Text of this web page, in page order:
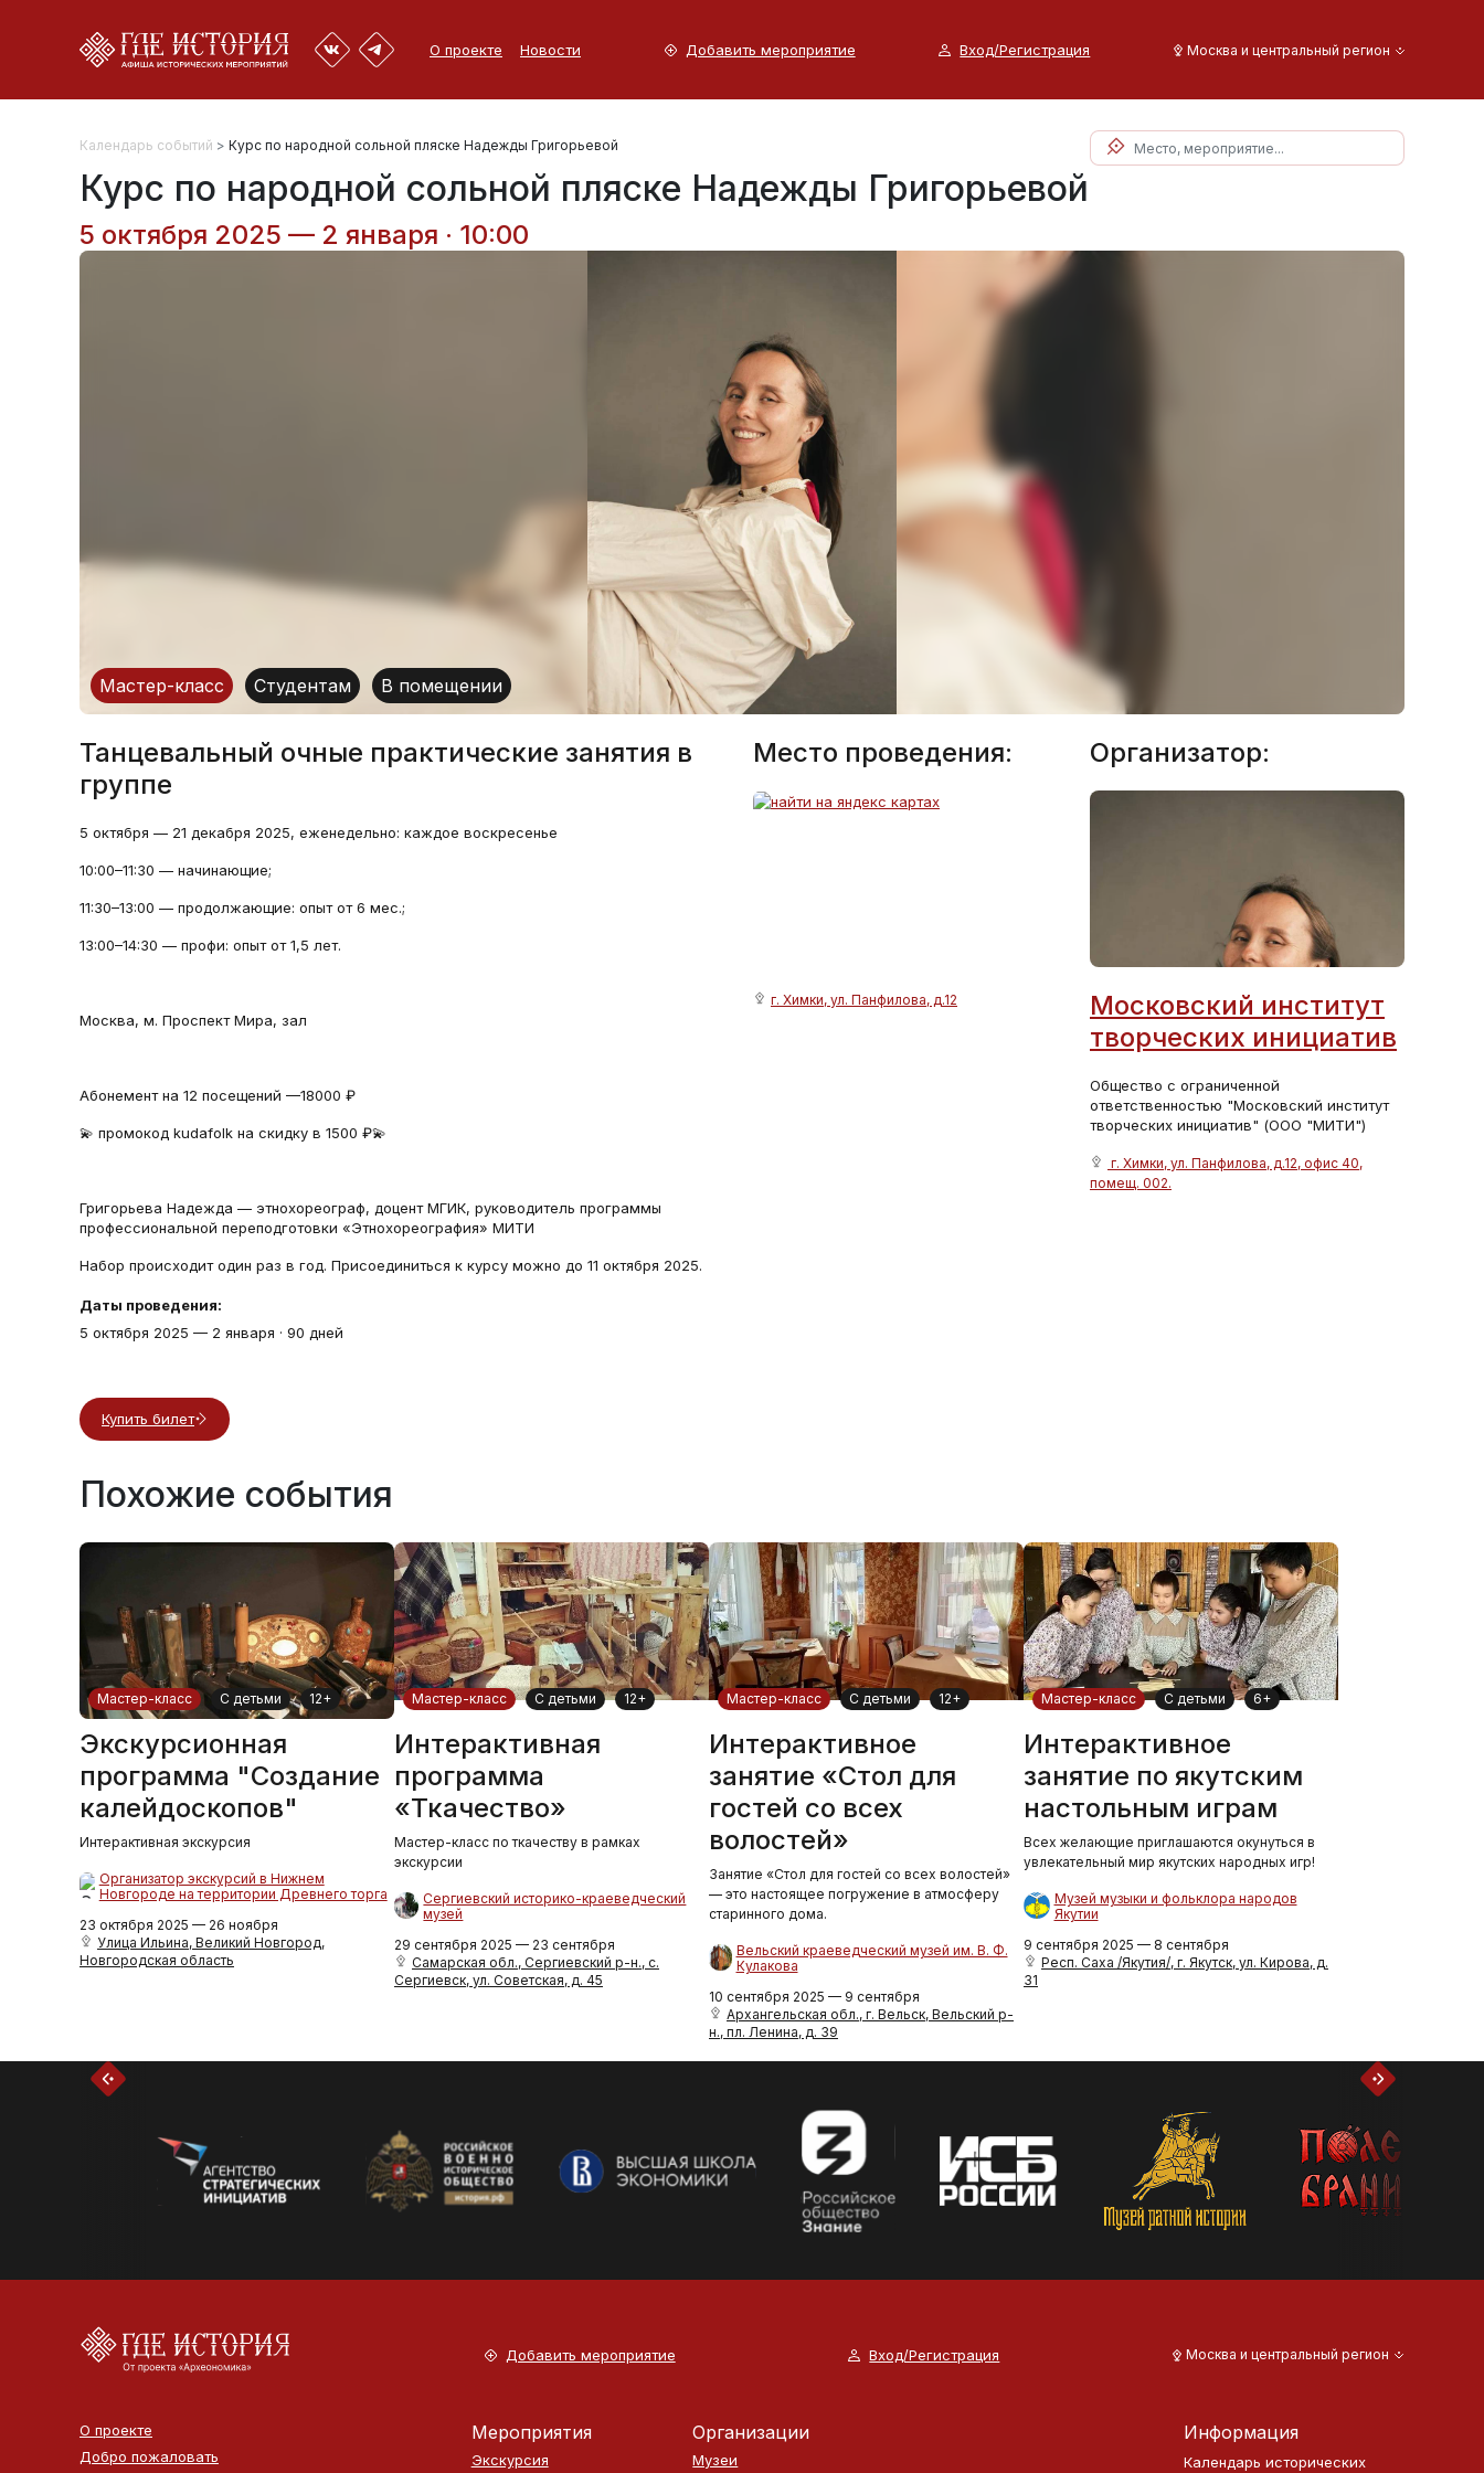
О проекте Новости Добавить мероприятие Вход/Регистрация Москва и центральный регион
Календарь событий > Курс по народной сольной пляске Надежды Григорьевой
Курс по народной сольной пляске Надежды Григорьевой
5 октября 2025 — 2 января · 10:00
Мастер-класс Студентам В помещении
Танцевальный очные практические занятия в
группе
5 октября — 21 декабря 2025, еженедельно: каждое воскресенье
10:00–11:30 — начинающие;
11:30–13:00 — продолжающие: опыт от 6 мес.;
13:00–14:30 — профи: опыт от 1,5 лет.
Москва, м. Проспект Мира, зал
Абонемент на 12 посещений —18000 ₽
💫 промокод kudafolk на скидку в 1500 ₽💫
Григорьева Надежда — этнохореограф, доцент МГИК, руководитель программы
профессиональной переподготовки «Этнохореография» МИТИ
Набор происходит один раз в год. Присоединиться к курсу можно до 11 октября 2025.
Даты проведения:
5 октября 2025 — 2 января · 90 дней
Купить билет
Место проведения:
г. Химки, ул. Панфилова, д.12
Организатор:
Московский институт
творческих инициатив
Общество с ограниченной
ответственностью "Московский институт
творческих инициатив" (ООО "МИТИ")
г. Химки, ул. Панфилова, д.12, офис 40,
помещ. 002.
Похожие события
Мастер-класс С детьми 12+
Экскурсионная
программа "Создание
калейдоскопов"
Интерактивная экскурсия
Организатор экскурсий в Нижнем
Новгороде на территории Древнего торга
23 октября 2025 — 26 ноября
Улица Ильина, Великий Новгород,
Новгородская область
Мастер-класс С детьми 12+
Интерактивная
программа
«Ткачество»
Мастер-класс по ткачеству в рамках
экскурсии
Сергиевский историко-краеведческий
музей
29 сентября 2025 — 23 сентября
Самарская обл., Сергиевский р-н., с.
Сергиевск, ул. Советская, д. 45
Мастер-класс С детьми 12+
Интерактивное
занятие «Стол для
гостей со всех
волостей»
Занятие «Стол для гостей со всех волостей»
— это настоящее погружение в атмосферу
старинного дома.
Вельский краеведческий музей им. В. Ф.
Кулакова
10 сентября 2025 — 9 сентября
Архангельская обл., г. Вельск, Вельский р-
н., пл. Ленина, д. 39
Мастер-класс С детьми 6+
Интерактивное
занятие по якутским
настольным играм
Всех желающие приглашаются окунуться в
увлекательный мир якутских народных игр!
Музей музыки и фольклора народов
Якутии
9 сентября 2025 — 8 сентября
Респ. Саха /Якутия/, г. Якутск, ул. Кирова, д.
31
Добавить мероприятие Вход/Регистрация Москва и центральный регион
О проекте
Добро пожаловать
Мероприятия
Экскурсия
Организации
Музеи
Информация
Календарь исторических